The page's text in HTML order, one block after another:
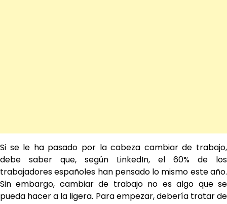
Si se le ha pasado por la cabeza cambiar de trabajo,
debe saber que, según LinkedIn, el 60% de los
trabajadores españoles han pensado lo mismo este año.
Sin embargo, cambiar de trabajo no es algo que se
pueda hacer a la ligera. Para empezar, debería tratar de